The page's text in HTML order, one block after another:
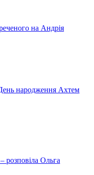
на Андрія
народження Ахтем
розповіла Ольга